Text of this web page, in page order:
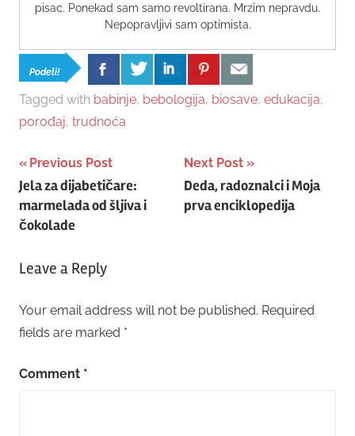
pisac. Ponekad sam samo revoltirana. Mrzim nepravdu.
Nepopravljivi sam optimista.
Podeli!
Tagged with babinje, bebologija, biosave, edukacija,
porođaj, trudnoća
Post
navigation
Previous Post
Jela za dijabetičare:
marmelada od šljiva i
čokolade
Next Post
Deda, radoznalci i Moja
prva enciklopedija
Leave a Reply
Your email address will not be published. Required
fields are marked *
Comment *